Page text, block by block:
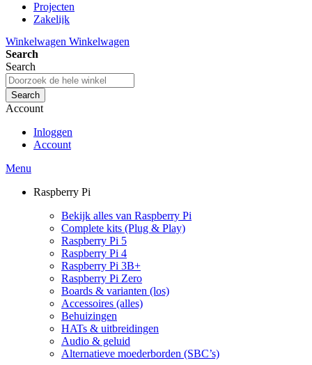
Projecten
Zakelijk
Toon prijzen Incl. BTW
Toon prijzen Excl. BTW
Winkelwagen Winkelwagen
Search
Search
Search
Account
Inloggen
Account
Menu
Raspberry Pi
Bekijk alles van Raspberry Pi
Complete kits (Plug & Play)
Raspberry Pi 5
Raspberry Pi 4
Raspberry Pi 3B+
Raspberry Pi Zero
Boards & varianten (los)
Accessoires (alles)
Behuizingen
HATs & uitbreidingen
Audio & geluid
Alternatieve moederborden (SBC’s)